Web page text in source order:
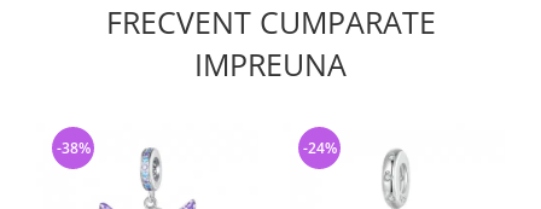
FRECVENT CUMPARATE
IMPREUNA
-38% -24%